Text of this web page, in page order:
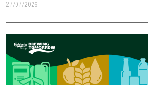
27/07/2026